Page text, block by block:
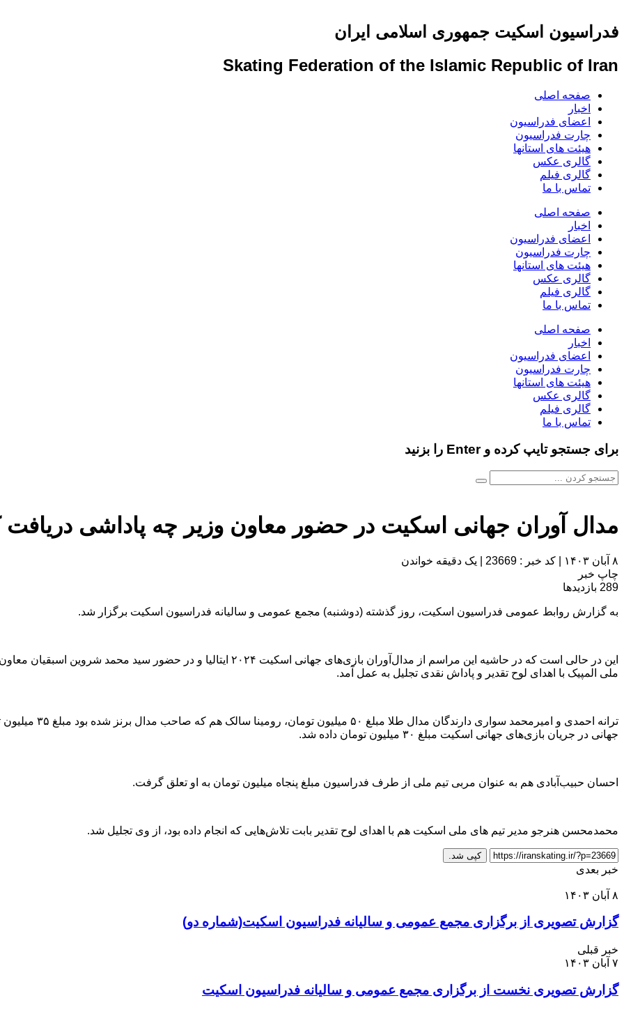
فدراسیون اسکیت جمهوری اسلامی ایران
Skating Federation of the Islamic Republic of Iran
صفحه اصلی
اخبار
اعضای فدراسیون
چارت فدراسیون
هیئت های استانها
گالری عکس
گالری فیلم
تماس با ما
صفحه اصلی
اخبار
اعضای فدراسیون
چارت فدراسیون
هیئت های استانها
گالری عکس
گالری فیلم
تماس با ما
صفحه اصلی
اخبار
اعضای فدراسیون
چارت فدراسیون
هیئت های استانها
گالری عکس
گالری فیلم
تماس با ما
برای جستجو تایپ کرده و Enter را بزنید
مدال آوران جهانی اسکیت در حضور معاون وزیر چه پاداشی دریافت
۸ آبان ۱۴۰۳ کد خبر : 23669
یک دقیقه خواندن
چاپ خبر
289 بازدیدها
به گزارش روابط عمومی فدراسیون اسکیت، روز گذشته (دوشنبه) مجمع عمومی و سالیانه فدراسیون اسکیت برگزار شد.
این در حالی است که در حاشیه این مراسم از مدال‌آوران بازی‌های جهانی اسکیت
ملی المپیک با اهدای لوح تقدیر و پاداش نقدی تجلیل به عمل آمد.
ترانه احمدی و
جهانی در جریان بازی‌های جهانی اسکیت مبلغ ۳۰ میلیون تومان داده شد.
احسان حبیب‌آبادی هم به عنوان مربی تیم ملی از طرف فدراسیون مبلغ پنجاه میلیون تومان به او تعلق گرفت.
محمدمحسن هنرجو مدیر تیم های ملی اسکیت هم با اهدای لوح تقدیر بابت تلاش‌هایی که انجام داده بود، از وی تجلیل شد.
کپی شد.
خبر بعدی
۸ آبان ۱۴۰۳
گزارش تصویری از برگزاری مجمع عمومی و سالیانه فدراسیون اسکیت(شماره دو)
خبر قبلی
۷ آبان ۱۴۰۳
گزارش تصویری نخست از برگزاری مجمع عمومی و سالیانه فدراسیون اسکیت